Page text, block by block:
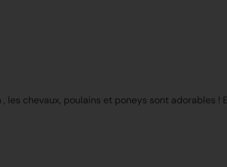
les chevaux, poulains et poneys sont adorables !